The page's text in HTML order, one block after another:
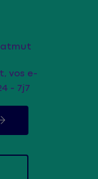
vos e-
- 7j7